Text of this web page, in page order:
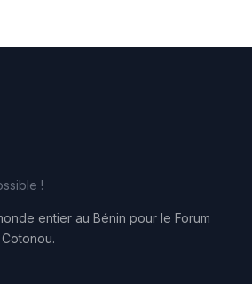
!
entier au Bénin pour le Forum